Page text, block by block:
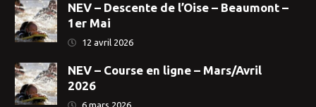
NEV – Descente de l’Oise – Beaumont –
1er Mai
12 avril 2026
NEV – Course en ligne – Mars/Avril
2026
6 mars 2026